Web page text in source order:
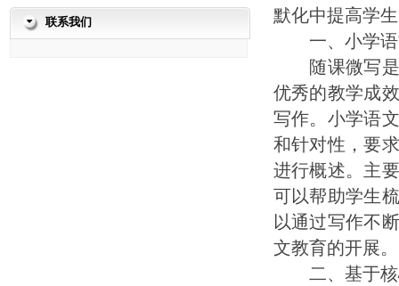
联系我们
默化中提高学
一、小学语
随课微写是
优秀的教学成
写作。小学语
和针对性，要
进行概述。主
可以帮助学生
以通过写作不
文教育的开展。
二、基于核